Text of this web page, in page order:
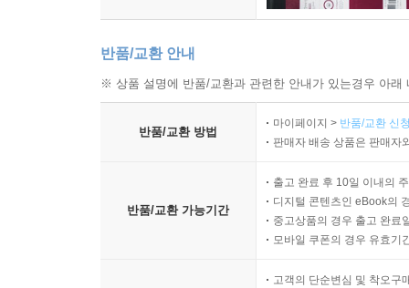
반품/교환 안내
※ 상품 설명에 반품/교환과 관련한 안내가 있는경우 아
반품/교환 방법
마이페이지 > 반품/교환 신
판매자 배송 상품은 판매자
반품/교환 가능기간
출고 완료 후 10일 이내의
디지털 콘텐츠인 eBook의
중고상품의 경우 출고 완료
모바일 쿠폰의 경우 유효기
고객의 단순변심 및 착오구